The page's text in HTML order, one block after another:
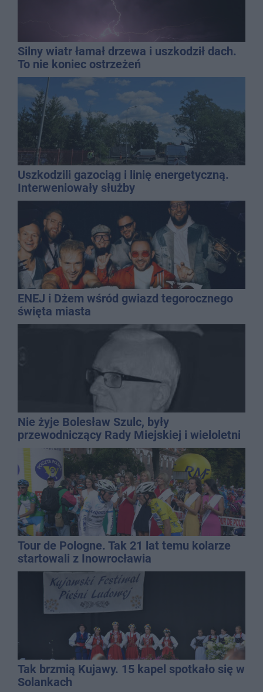
Silny wiatr łamał drzewa i uszkodził dach.
To nie koniec ostrzeżeń
Uszkodzili gazociąg i linię energetyczną.
Interweniowały służby
ENEJ i Dżem wśród gwiazd tegorocznego
święta miasta
Nie żyje Bolesław Szulc, były
przewodniczący Rady Miejskiej i wieloletni
dyrektor SP 14
Tour de Pologne. Tak 21 lat temu kolarze
startowali z Inowrocławia
Tak brzmią Kujawy. 15 kapel spotkało się w
Solankach